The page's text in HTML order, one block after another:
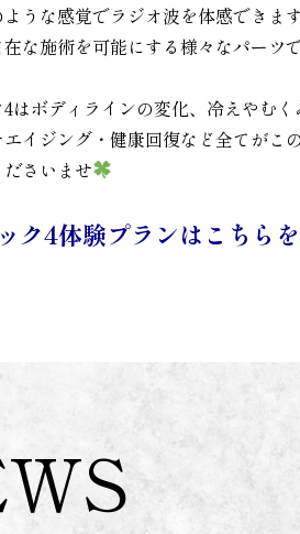
うな感覚でラジオ波を体感できます
在な施術を可能にする様々なパー
4はボディラインの変化、冷えやむ
イジング・健康回復など全てがこ
さいませ
ク4体験プランはこちら